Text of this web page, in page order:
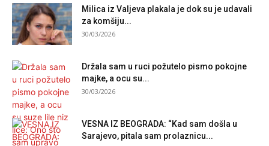
Milica iz Valjeva plakala je dok su je udavali
za komšiju...
30/03/2026
Držala sam u ruci požutelo pismo pokojne
majke, a ocu su...
30/03/2026
VESNA IZ BEOGRADA: “Kad sam došla u
Sarajevo, pitala sam prolaznicu...